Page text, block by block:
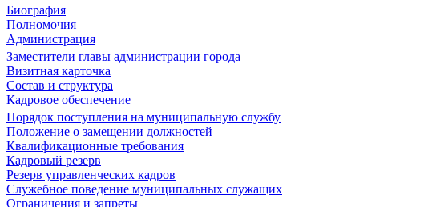
Биография
Полномочия
Администрация
Заместители главы администрации города
Визитная карточка
Состав и структура
Кадровое обеспечение
Порядок поступления на муниципальную службу
Положение о замещении должностей
Квалификационные требования
Кадровый резерв
Резерв управленческих кадров
Служебное поведение муниципальных служащих
Ограничения и запреты